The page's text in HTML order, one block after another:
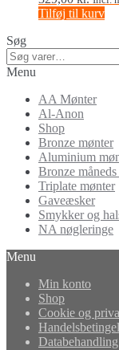
Tilføj til kurv
Søg
Søg
efter:
Menu
AA Mønter
Al-Anon
Shop
Bronze mønter
Aluminium
Bronze
Triplate mønter
Gaveæsker
Smykker og
NA nøgleringe
Menu
Min konto
Shop
Cookie og
Databehandling